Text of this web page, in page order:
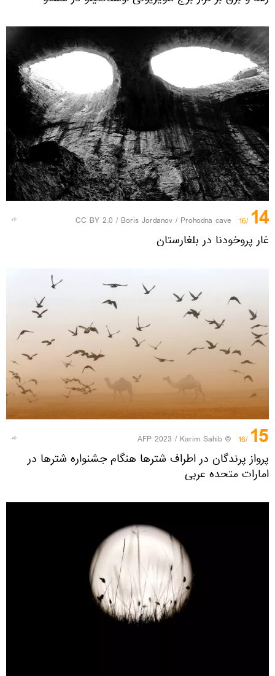
14
/16
CC BY 2.0 / Boris Jordanov / Prohodna cave
غار پروخودنا در بلغارستان
15
/16
© AFP 2023 / Karim Sahib
پرواز پرندگان در اطراف شترها هنگام جشنواره شترها در
امارات متحده عربی